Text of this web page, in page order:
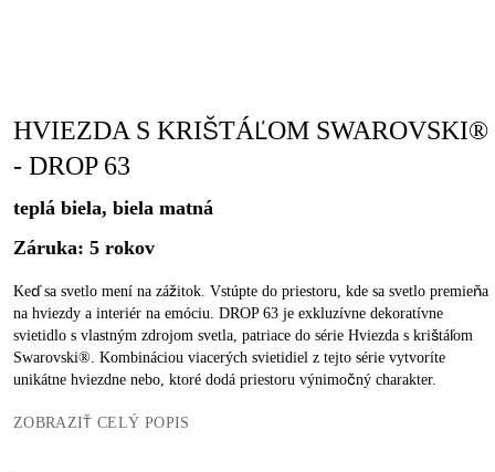
HVIEZDA S KRIŠTÁĽOM SWAROVSKI®
- DROP 63
teplá biela, biela matná
Záruka: 5 rokov
Keď sa svetlo mení na zážitok. Vstúpte do priestoru, kde sa svetlo premieňa
na hviezdy a interiér na emóciu. DROP 63 je exkluzívne dekoratívne
svietidlo s vlastným zdrojom svetla, patriace do série Hviezda s krištáľom
Swarovski®. Kombináciou viacerých svietidiel z tejto série vytvoríte
unikátne hviezdne nebo, ktoré dodá priestoru výnimočný charakter.
ZOBRAZIŤ CELÝ POPIS